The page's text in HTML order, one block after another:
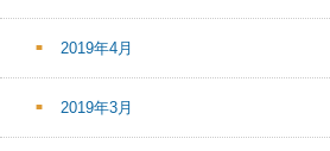
2019年4月
2019年3月